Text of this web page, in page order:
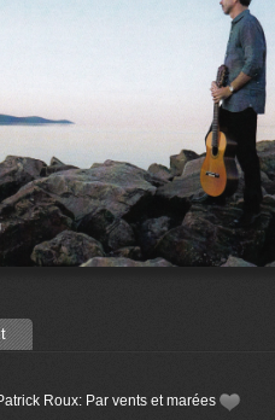
Roux: Par vents et marées